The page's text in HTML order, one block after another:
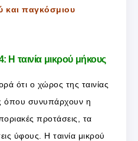
και παγκόσμιου
Η ταινία μικρού μήκους
ότι ο χώρος της ταινίας
όπου συνυπάρχουν η
προτάσεις, τα
ύφους. Η ταινία μικρού